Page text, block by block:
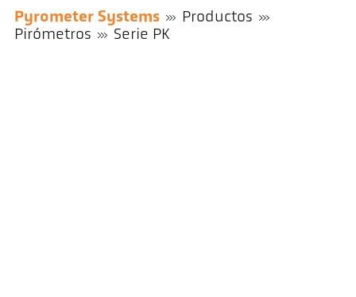
Pyrometer Systems
Productos
Pirómetros
Serie PK